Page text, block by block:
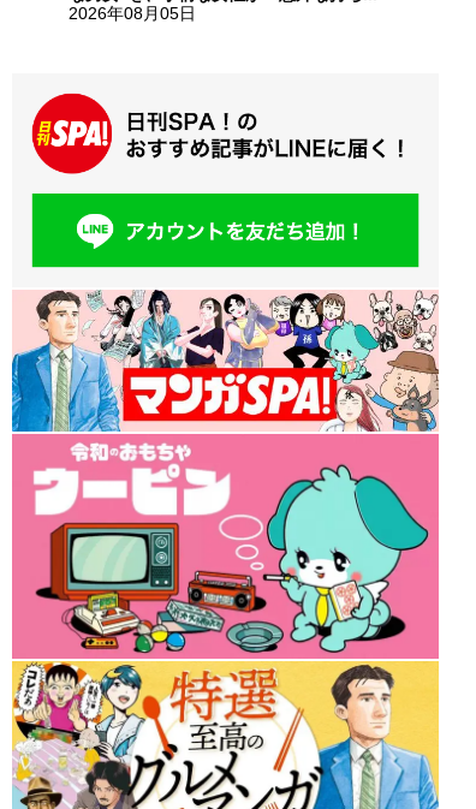
2026年08月05日